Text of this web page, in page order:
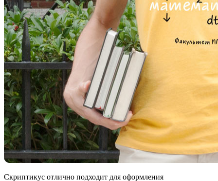
Скриптикус отлично подходит для оформления